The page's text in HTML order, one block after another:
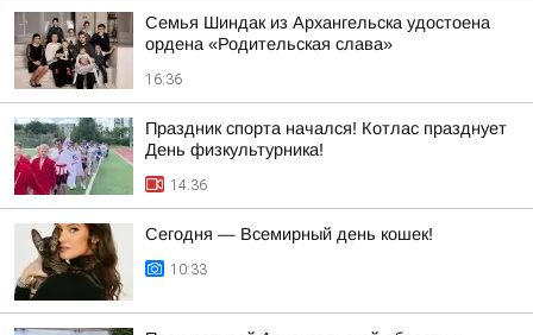
Семья Шиндак из Архангельска удостоена
ордена «Родительская слава»
16:36
Праздник спорта начался! Котлас празднует
День физкультурника!
14:36
Сегодня — Всемирный день кошек!
10:33